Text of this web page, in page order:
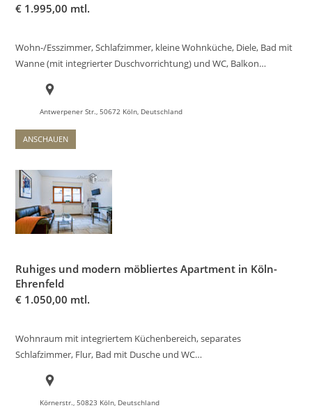
€ 1.995,00 mtl.
Wohn-/Esszimmer, Schlafzimmer, kleine Wohnküche, Diele, Bad mit
Wanne (mit integrierter Duschvorrichtung) und WC, Balkon…
Antwerpener Str., 50672 Köln, Deutschland
ANSCHAUEN
Ruhiges und modern möbliertes Apartment in Köln-
Ehrenfeld
€ 1.050,00 mtl.
Wohnraum mit integriertem Küchenbereich, separates
Schlafzimmer, Flur, Bad mit Dusche und WC…
Körnerstr., 50823 Köln, Deutschland